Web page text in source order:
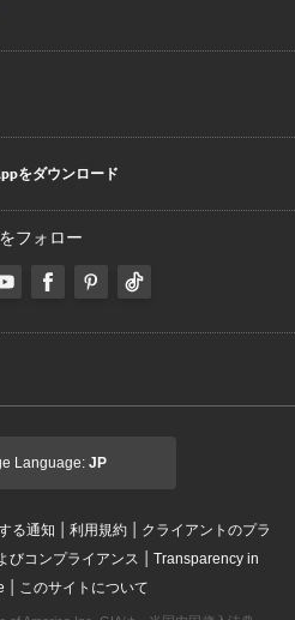
をダウンロード
フォロー
Language: JP
る通知 | 利用規約 | クライアントのプラ
びコンプライアンス | Transparency in
| このサイトについて